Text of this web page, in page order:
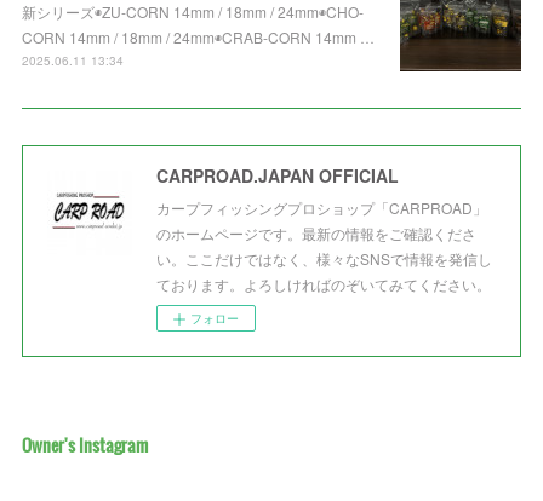
新シリーズ◉ZU-CORN 14mm / 18mm / 24mm◉CHO-
CORN 14mm / 18mm / 24mm◉CRAB-CORN 14mm …
2025.06.11 13:34
CARPROAD.JAPAN OFFICIAL
カープフィッシングプロショップ「CARPROAD」
のホームページです。最新の情報をご確認くださ
い。ここだけではなく、様々なSNSで情報を発信し
ております。よろしければのぞいてみてください。
フォロー
Owner's Instagram